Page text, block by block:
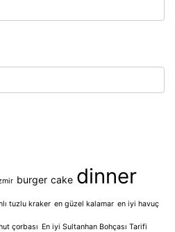
burger cake dinner
tuzlu kraker en güzel kalamar en iyi havuç
çorbası En iyi Sultanhan Bohçası Tarifi